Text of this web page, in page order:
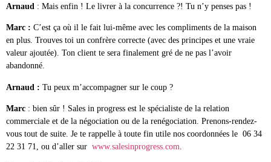
Arnaud : Mais enfin ! Le livrer à la concurrence ?! Tu n’y penses pas !
Marc : C’est ça où il le fait lui-même avec les compliments de la maison
en plus. Trouves toi un confrère correcte (avec des principes et une vraie
valeur ajoutée). Ton client te sera finalement gré de ne pas l’avoir
abandonné.
Arnaud : Tu peux m’accompagner sur le coup ?
Marc : bien sûr ! Sales in progress est le spécialiste de la relation
commerciale et de la négociation ou de la renégociation. Prenons-rendez-
vous tout de suite. Je te rappelle à toute fin utile nos coordonnées le 06 34
22 31 71, ou d’aller sur www.salesinprogress.com